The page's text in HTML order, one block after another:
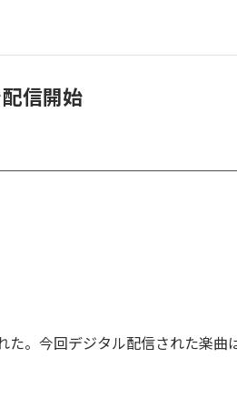
配信開始
た。今回デジタル配信された楽曲